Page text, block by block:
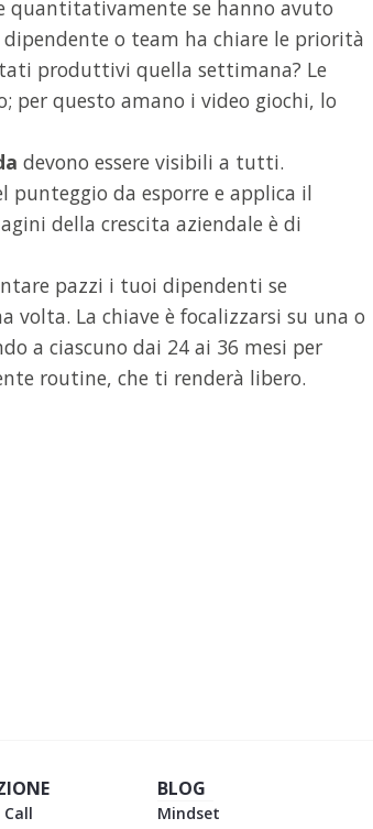
quantitativamente se hanno avuto
o team ha chiare le priorità
produttivi quella settimana? Le
per questo amano i video giochi, lo
devono essere visibili a tutti.
punteggio da esporre e applica il
della crescita aziendale è di
pazzi i tuoi dipendenti se
La chiave è focalizzarsi su una o
a ciascuno dai 24 ai 36 mesi per
routine, che ti renderà libero.
Call
BLOG
Mindset